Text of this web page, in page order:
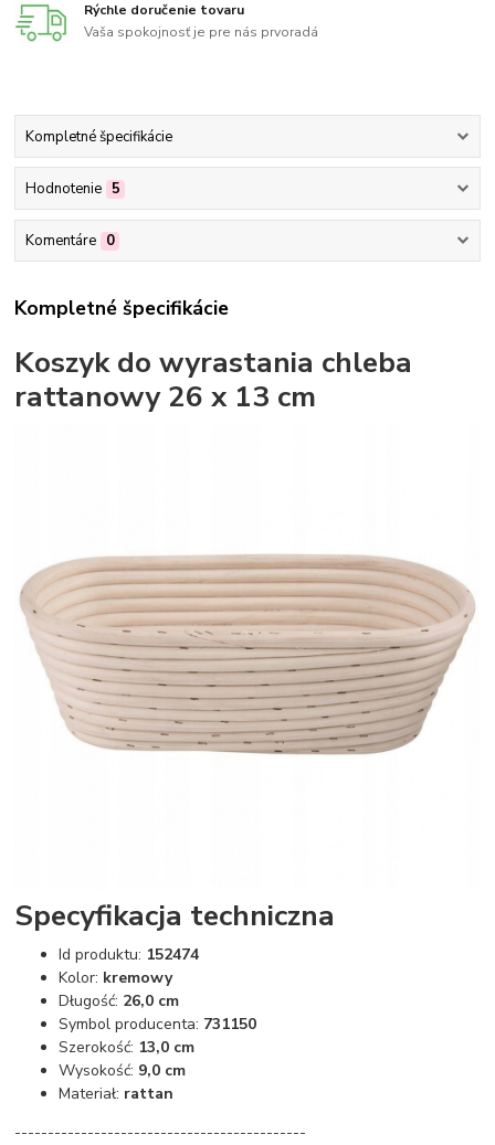
Rýchle doručenie tovaru
Vaša spokojnosť je pre nás prvoradá
Kompletné špecifikácie
Hodnotenie 5
Komentáre 0
Kompletné špecifikácie
Koszyk do wyrastania chleba
rattanowy 26 x 13 cm
Specyfikacja techniczna
Id produktu: 152474
Kolor: kremowy
Długość: 26,0 cm
Symbol producenta: 731150
Szerokość: 13,0 cm
Wysokość: 9,0 cm
Materiał: rattan
--------------------------------------------